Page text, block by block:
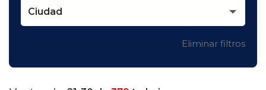
Ciudad
Eliminar filtros